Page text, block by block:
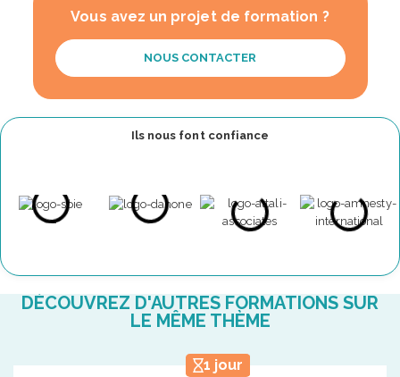
Vous avez un projet de formation ?
NOUS CONTACTER
Ils nous font confiance
DÉCOUVREZ D'AUTRES FORMATIONS SUR
LE MÊME THÈME
1 jour